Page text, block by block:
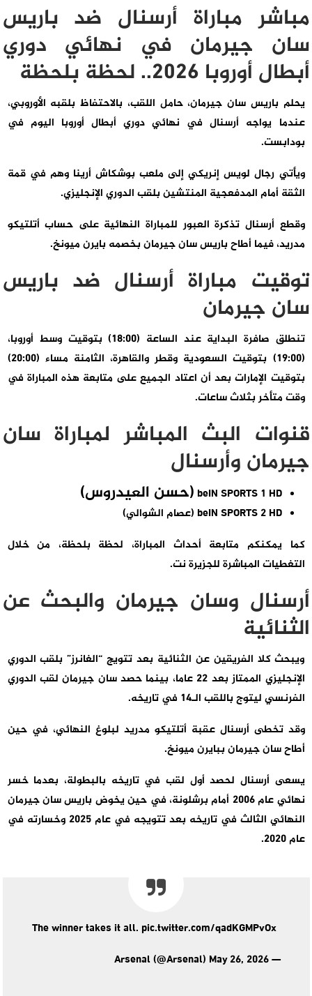
مباشر مباراة أرسنال ضد باريس
سان جيرمان في نهائي دوري
أبطال أوروبا 2026.. لحظة بلحظة
يحلم باريس سان جيرمان، حامل اللقب، بالاحتفاظ بلقبه الأوروبي،
عندما يواجه أرسنال في نهائي دوري أبطال أوروبا اليوم في
بودابست.
ويأتي رجال لويس إنريكي إلى ملعب بوشكاش أرينا وهم في قمة
الثقة أمام المدفعجية المنتشين بلقب الدوري الإنجليزي.
وقطع أرسنال تذكرة العبور للمباراة النهائية على حساب أتلتيكو
مدريد، فيما أطاح باريس سان جيرمان بخصمه بايرن ميونخ.
توقيت مباراة أرسنال ضد باريس
سان جيرمان
تنطلق صافرة البداية عند الساعة (18:00) بتوقيت وسط أوروبا،
(19:00) بتوقيت السعودية وقطر والقاهرة، الثامنة مساء (20:00)
بتوقيت الإمارات بعد أن اعتاد الجميع على متابعة هذه المباراة في
وقت متأخر بثلاث ساعات.
قنوات البث المباشر لمباراة سان
جيرمان وأرسنال
beIN SPORTS 1 HD (حسن العيدروس)
beIN SPORTS 2 HD (عصام الشوالي)
كما يمكنكم متابعة أحداث المباراة، لحظة بلحظة، من خلال
التغطيات المباشرة للجزيرة نت.
أرسنال وسان جيرمان والبحث عن
الثنائية
ويبحث كلا الفريقين عن الثنائية بعد تتويج “الغانرز” بلقب الدوري
الإنجليزي الممتاز بعد 22 عاما، بينما حصد سان جيرمان لقب الدوري
الفرنسي ليتوج باللقب الـ14 في تاريخه.
وقد تخطى أرسنال عقبة أتلتيكو مدريد لبلوغ النهائي، في حين
أطاح سان جيرمان ببايرن ميونخ.
يسعى أرسنال لحصد أول لقب في تاريخه بالبطولة، بعدما خسر
نهائي عام 2006 أمام برشلونة، في حين يخوض باريس سان جيرمان
النهائي الثالث في تاريخه بعد تتويجه في عام 2025 وخسارته في
عام 2020.
The winner takes it all. pic.twitter.com/qadKGMPvOx
— Arsenal (@Arsenal) May 26, 2026